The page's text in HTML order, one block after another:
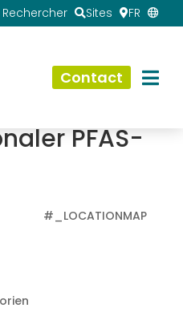
Rechercher Sites FR
Contact
PFAS-
#_LOCATIONMAP